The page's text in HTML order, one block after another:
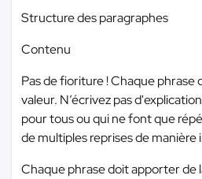
Structure des paragraphes
Contenu
Pas de fioriture ! Chaque phrase
valeur. N’écrivez pas
pour tous ou qui ne font que
de multiples reprises de manière
Chaque phrase doit apporter de